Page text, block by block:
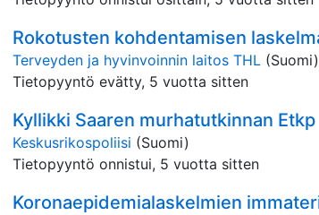
Rokotusten kohdentamisen
Terveyden ja hyvinvoinnin laitos THL (Suomi)
Tietopyyntö evätty, 5 vuotta sitten
Kyllikki Saaren murhatutkinnan Etkp
Keskusrikospoliisi (Suomi)
Tietopyyntö onnistui, 5 vuotta sitten
Koronaepidemialaskelmien